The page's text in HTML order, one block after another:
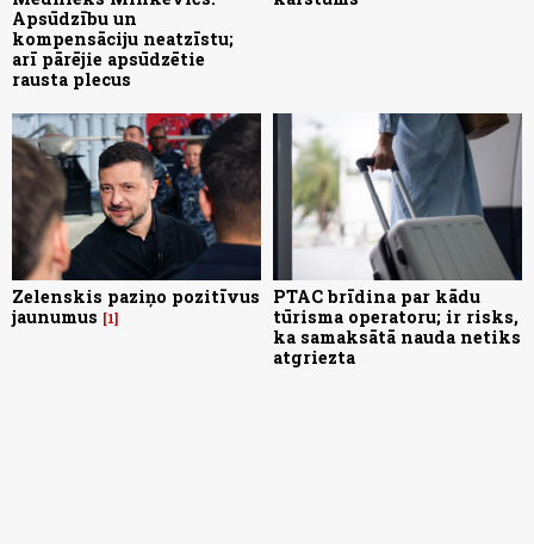
Apsūdzību un
kompensāciju neatzīstu;
arī pārējie apsūdzētie
rausta plecus
Zelenskis paziņo pozitīvus
jaunumus
1
PTAC brīdina par kādu
tūrisma operatoru; ir risks,
ka samaksātā nauda netiks
atgriezta